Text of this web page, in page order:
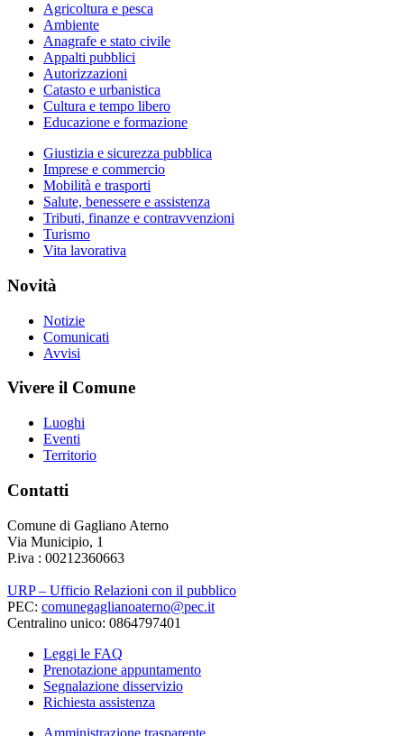
Agricoltura e pesca
Ambiente
Anagrafe e stato civile
Appalti pubblici
Autorizzazioni
Catasto e urbanistica
Cultura e tempo libero
Educazione e formazione
Giustizia e sicurezza pubblica
Imprese e commercio
Mobilità e trasporti
Salute, benessere e assistenza
Tributi, finanze e contravvenzioni
Turismo
Vita lavorativa
Novità
Notizie
Comunicati
Avvisi
Vivere il Comune
Luoghi
Eventi
Territorio
Contatti
Comune di Gagliano Aterno
Via Municipio, 1
P.iva : 00212360663
URP – Ufficio Relazioni con il pubblico
PEC: comunegaglianoaterno@pec.it
Centralino unico: 0864797401
Leggi le FAQ
Prenotazione appuntamento
Segnalazione disservizio
Richiesta assistenza
Amministrazione trasparente